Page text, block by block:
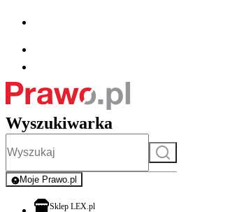
Wyszukiwarka
Szukaj
Moje Prawo.pl
- rejestracja i logowanie do serwisu
Sklep LEX.plotwiera się w nowej karcie